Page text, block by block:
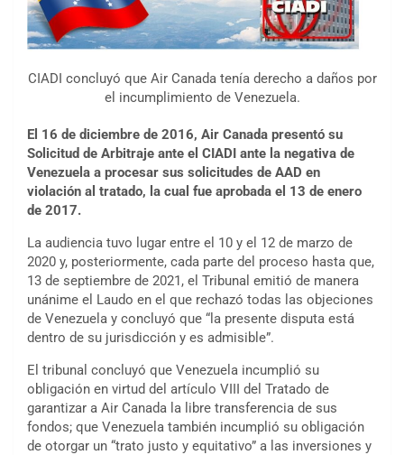
CIADI concluyó que Air Canada tenía derecho a daños por
el incumplimiento de Venezuela.
El 16 de diciembre de 2016, Air Canada presentó su
Solicitud de Arbitraje ante el CIADI ante la negativa de
Venezuela a procesar sus solicitudes de AAD en
violación al tratado, la cual fue aprobada el 13 de enero
de 2017.
La audiencia tuvo lugar entre el 10 y el 12 de marzo de
2020 y, posteriormente, cada parte del proceso hasta que,
13 de septiembre de 2021, el Tribunal emitió de manera
unánime el Laudo en el que rechazó todas las objeciones
de Venezuela y concluyó que “la presente disputa está
dentro de su jurisdicción y es admisible”.
El tribunal concluyó que Venezuela incumplió su
obligación en virtud del artículo VIII del Tratado de
garantizar a Air Canada la libre transferencia de sus
fondos; que Venezuela también incumplió su obligación
de otorgar un “trato justo y equitativo” a las inversiones y